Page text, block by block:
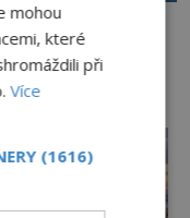
ukrývá vodní
bez
stavět
texty a
ale
tisíce let.
kulisu
[…]
mohou
které
při
Více
(1616)